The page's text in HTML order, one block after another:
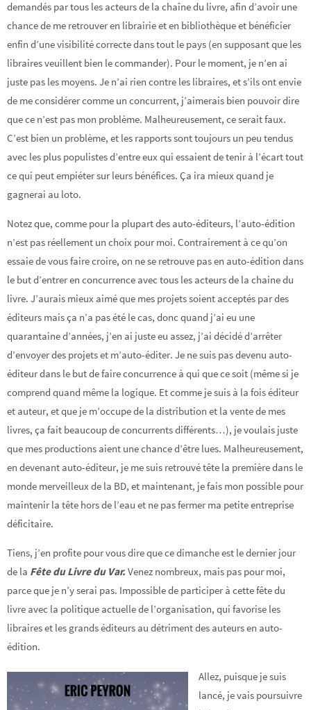
demandés par tous les acteurs de la chaîne du livre, afin d’avoir une
chance de me retrouver en librairie et en bibliothèque et bénéficier
enfin d’une visibilité correcte dans tout le pays (en supposant que les
libraires veuillent bien le commander). Pour le moment, je n’en ai
juste pas les moyens. Je n’ai rien contre les libraires, et s’ils ont envie
de me considérer comme un concurrent, j’aimerais bien pouvoir dire
que ce n’est pas mon problème. Malheureusement, ce serait faux.
C’est bien un problème, et les rapports sont toujours un peu tendus
avec les plus populistes d’entre eux qui essaient de tenir à l’écart tout
ce qui peut empiéter sur leurs bénéfices. Ça ira mieux quand je
gagnerai au loto.
Notez que, comme pour la plupart des auto-éditeurs, l’auto-édition
n’est pas réellement un choix pour moi. Contrairement à ce qu’on
essaie de vous faire croire, on ne se retrouve pas en auto-édition dans
le but d’entrer en concurrence avec tous les acteurs de la chaine du
livre. J’aurais mieux aimé que mes projets soient acceptés par des
éditeurs mais ça n’a pas été le cas, donc quand j’ai eu une
quarantaine d’années, j’en ai juste eu assez, j’ai décidé d’arrêter
d’envoyer des projets et m’auto-éditer. Je ne suis pas devenu auto-
éditeur dans le but de faire concurrence à qui que ce soit (même si je
comprend quand même la logique. Et comme je suis à la fois éditeur
et auteur, et que je m’occupe de la distribution et la vente de mes
livres, ça fait beaucoup de concurrents différents…), je voulais juste
que mes productions aient une chance d’être lues. Malheureusement,
en devenant auto-éditeur, je me suis retrouvé tête la première dans le
monde merveilleux de la BD, et maintenant, je fais mon possible pour
maintenir la tête hors de l’eau et ne pas fermer ma petite entreprise
déficitaire.
Tiens, j’en profite pour vous dire que ce dimanche est le dernier jour
de la Fête du Livre du Var. Venez nombreux, mais pas pour moi,
parce que je n’y serai pas. Impossible de participer à cette fête du
livre avec la politique actuelle de l’organisation, qui favorise les
libraires et les grands éditeurs au détriment des auteurs en auto-
édition.
Allez, puisque je suis
lancé, je vais poursuivre